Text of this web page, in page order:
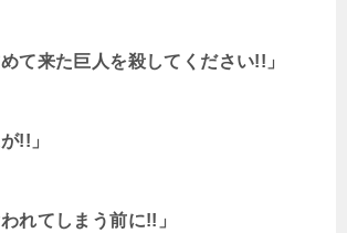
て来た巨人を殺してください!!」
!!」
れてしまう前に!!」